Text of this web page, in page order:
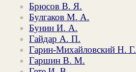
Брюсов В. Я.
Булгаков М. А.
Бунин И. А.
Гайдар А. П.
Гарин-Михайловский Н. Г.
Гаршин В. М.